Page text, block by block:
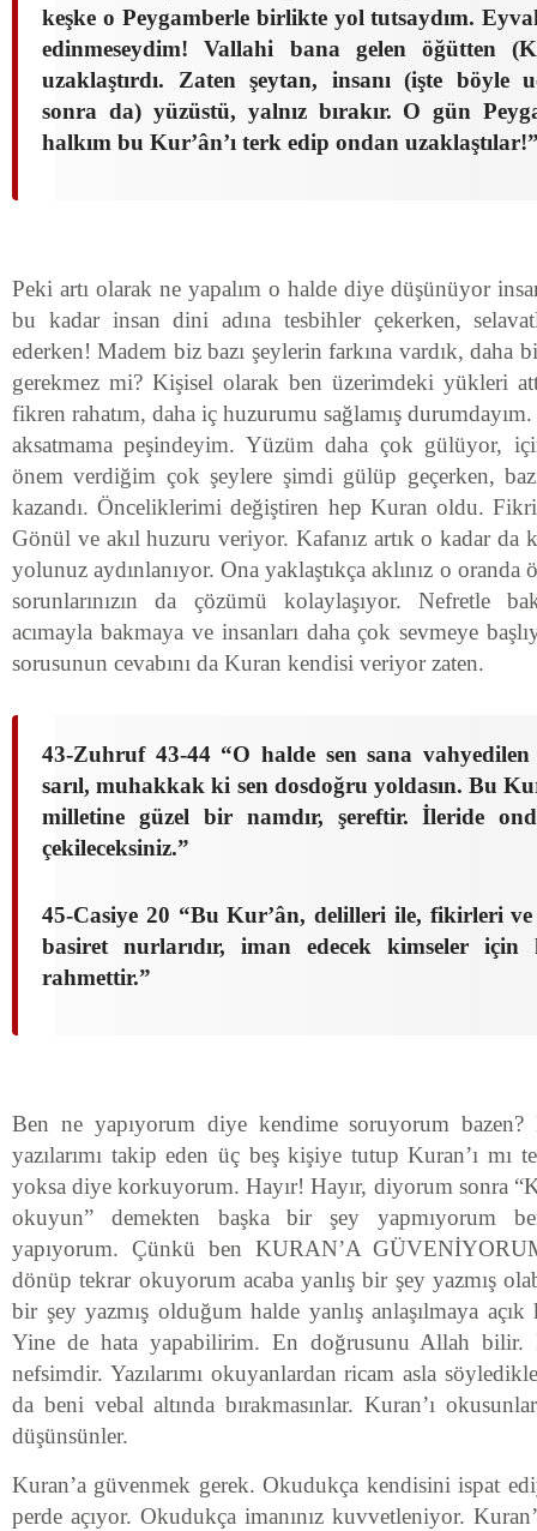
keşke o Peygamberle birlikte yol tutsaydım.
edinmeseydim! Vallahi bana gelen öğütten
uzaklaştırdı. Zaten şeytan, insanı (işte böyle
sonra da) yüzüstü, yalnız bırakır. O gün
halkım bu Kur’ân’ı terk edip ondan
Peki artı olarak ne yapalım o halde diye düşünüyor
bu kadar insan dini adına tesbihler çekerken,
ederken! Madem biz bazı şeylerin farkına vardık, daha
gerekmez mi? Kişisel olarak ben üzerimdeki yükleri
fikren rahatım, daha iç huzurumu sağlamış
aksatmama peşindeyim. Yüzüm daha çok gülüyor,
önem verdiğim çok şeylere şimdi gülüp geçerken,
kazandı. Önceliklerimi değiştiren hep Kuran oldu.
Gönül ve akıl huzuru veriyor. Kafanız artık o kadar da
yolunuz aydınlanıyor. Ona yaklaştıkça aklınız o
sorunlarınızın da çözümü kolaylaşıyor. Nefretle
acımayla bakmaya ve insanları daha çok sevmeye
sorusunun cevabını da Kuran kendisi veriyor zaten.
43-Zuhruf 43-44 “O halde sen sana vahyedilen
sarıl, muhakkak ki sen dosdoğru yoldasın. Bu
milletine güzel bir namdır, şereftir. İleride
çekileceksiniz.”
45-Casiye 20 “Bu Kur’ân, delilleri ile, fikirleri
basiret nurlarıdır, iman edecek kimseler
rahmettir.”
Ben ne yapıyorum diye kendime soruyorum
yazılarımı takip eden üç beş kişiye tutup Kuran’ı mı
yoksa diye korkuyorum. Hayır! Hayır, diyorum sonra
okuyun” demekten başka bir şey yapmıyorum
yapıyorum. Çünkü ben KURAN’A
dönüp tekrar okuyorum acaba yanlış bir şey yazmış
bir şey yazmış olduğum halde yanlış anlaşılmaya
Yine de hata yapabilirim. En doğrusunu Allah bilir.
nefsimdir. Yazılarımı okuyanlardan ricam asla
da beni vebal altında bırakmasınlar. Kuran’ı
düşünsünler.
Kuran’a güvenmek gerek. Okudukça kendisini ispat
perde açıyor. Okudukça imanınız kuvvetleniyor.